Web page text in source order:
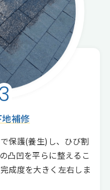
補修
保護(養生)し、ひび割
凸凹を平らに整えるこ
成度を大きく左右しま